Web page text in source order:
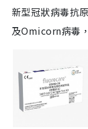
新型冠狀病毒抗
及Omicorn病毒